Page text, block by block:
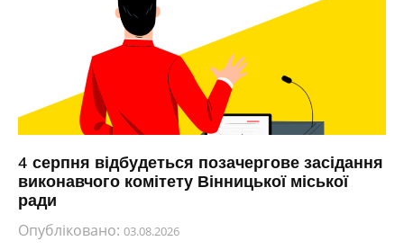
4 серпня відбудеться позачергове засідання
виконавчого комітету Вінницької міської
ради
Опубліковано: 03.08.2026